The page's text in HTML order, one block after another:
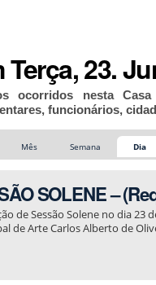
23.
ocorridos nesta
funcionários,
Mês Semana Dia
SOLENE –
de Sessão Solene no dia 23
de Arte Carlos Alberto de